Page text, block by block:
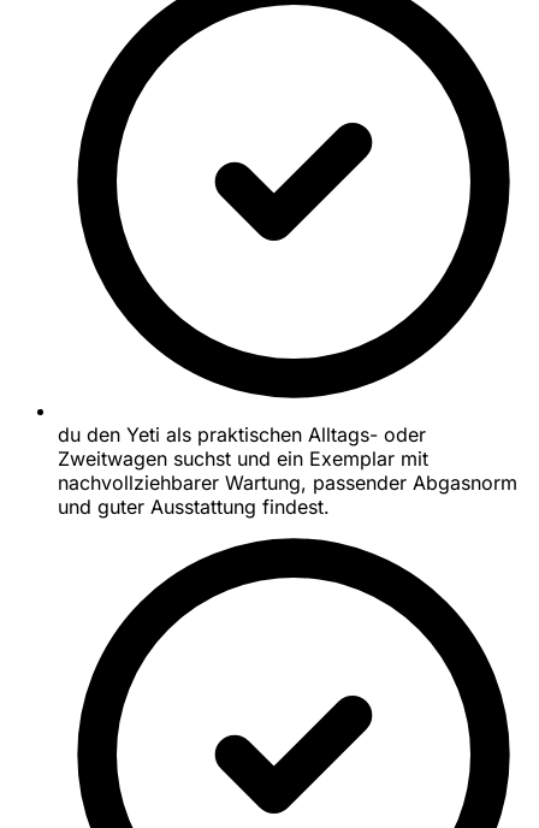
du den Yeti als praktischen Alltags- oder
Zweitwagen suchst und ein Exemplar mit
nachvollziehbarer Wartung, passender Abgasnorm
und guter Ausstattung findest.